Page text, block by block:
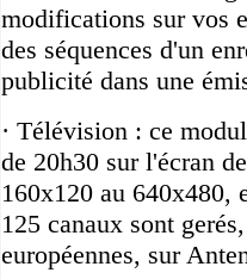
modifications sur vos
des séquences d'un
publicité dans une
· Télévision : ce
de 20h30 sur l'écran
160x120 au 640x480,
125 canaux sont
européennes, sur